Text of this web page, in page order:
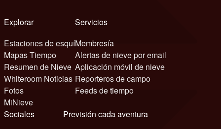
Explorar
Estaciones de esquí
Mapas Tiempo
Resumen de Nieve
Whiteroom Noticias
Fotos
MiNieve
Servicios
Membresía
Alertas de nieve por email
Aplicación móvil de nieve
Reporteros de campo
Feeds de tiempo
Sociales
Previsión cada aventura